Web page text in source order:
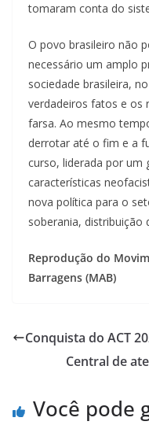
tomaram conta do
O povo brasileiro não
necessário um amplo
sociedade brasileira,
verdadeiros fatos e os
farsa. Ao mesmo
derrotar até o fim e a
curso, liderada por um
características
nova política para o
soberania, distribuição
Reprodução do
Barragens (MAB)
Conquista do ACT
Central de
Você pode